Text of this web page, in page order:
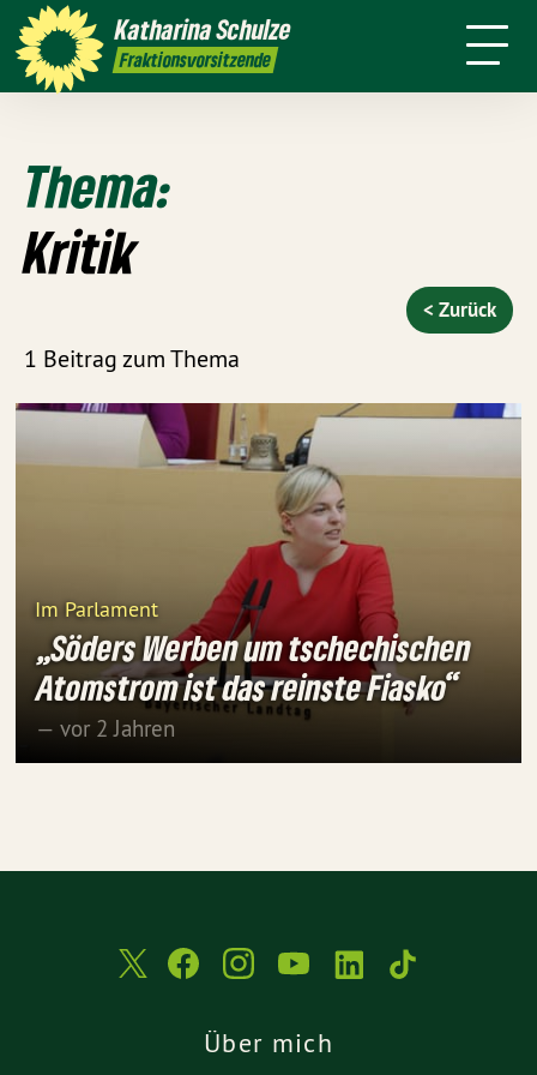
KatharinaSchulze
Fraktionsvorsitzende
Kontakt Transparenz
Über mich Meine Arbeit
Thema:
Kritik
1 Beitrag zum Thema
< Zurück
Im Parlament
„Söders Werben um tschechischen
Atomstrom ist das reinste Fiasko“
— vor 2 Jahren
Über mich